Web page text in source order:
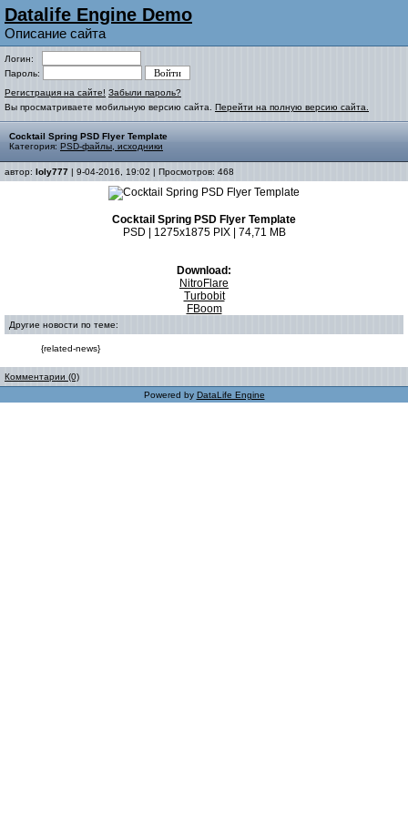
Datalife Engine Demo
Описание сайта
Логин:
Пароль:
Регистрация на сайте! Забыли пароль?
Вы просматриваете мобильную версию сайта. Перейти на полную версию сайта.
Cocktail Spring PSD Flyer Template
Категория: PSD-файлы, исходники
автор: loly777 | 9-04-2016, 19:02 | Просмотров: 468
Cocktail Spring PSD Flyer Template
PSD | 1275x1875 PIX | 74,71 MB
Download:
NitroFlare
Turbobit
FBoom
Другие новости по теме:
{related-news}
Комментарии (0)
Powered by DataLife Engine